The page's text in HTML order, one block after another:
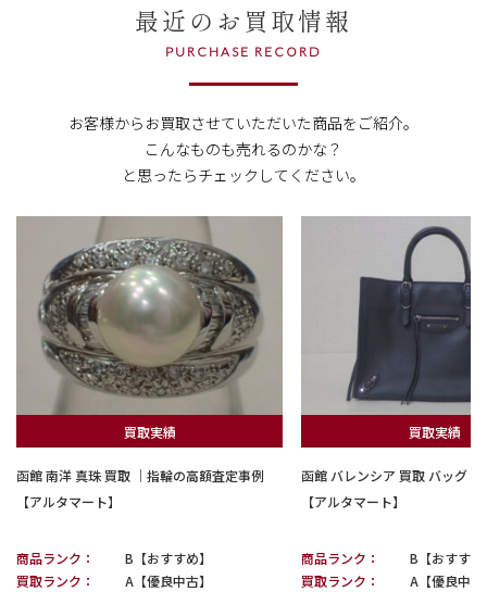
最近のお買取情報
PURCHASE RECORD
お客様からお買取させていただいた商品をご紹介。
こんなものも売れるのかな？
と思ったらチェックしてください。
買取実績
函館 南洋 真珠 買取 ｜指輪の高額査定事例
【アルタマート】
商品ランク：
B【おすすめ】
買取ランク：
A【優良中古】
買取実績
函館 バレンシア 買取 バッグ｜
【アルタマート】
商品ランク：
B【おすすめ
買取ランク：
A【優良中古